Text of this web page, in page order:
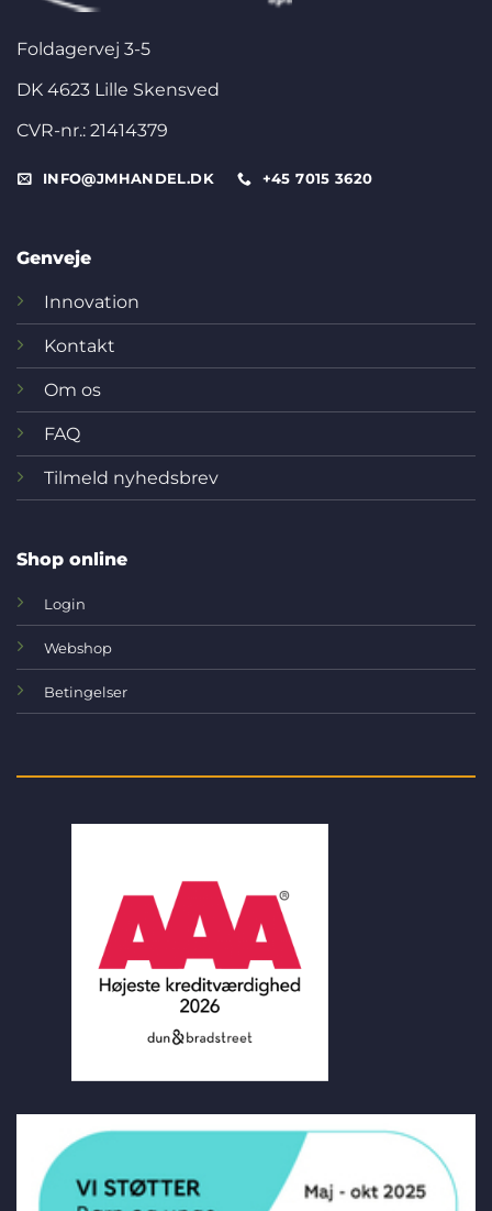
Foldagervej 3-5
DK 4623 Lille Skensved
CVR-nr.: 21414379
INFO@JMHANDEL.DK +45 7015 3620
Genveje
Innovation
Kontakt
Om os
FAQ
Tilmeld nyhedsbrev
Shop online
Login
Webshop
Betingelser